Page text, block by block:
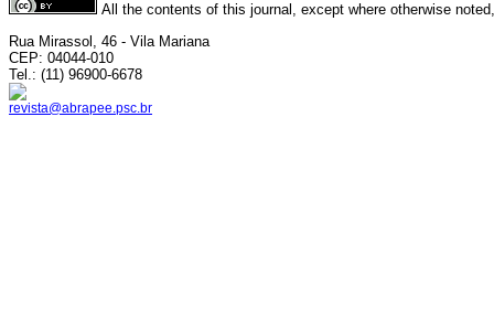
All the contents of this journal, except where otherwise
Rua Mirassol, 46 - Vila Mariana
CEP: 04044-010
Tel.: (11) 96900-6678
revista@abrapee.psc.br